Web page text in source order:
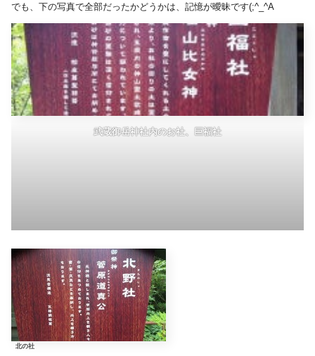
でも、下の写真で全部だったかどうかは、記憶が曖昧です(;^_^A
武蔵御岳神社内のお社、巨福社
北の社